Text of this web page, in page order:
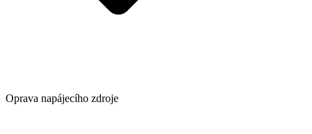
Oprava napájecího zdroje